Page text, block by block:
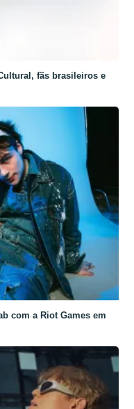
fãs brasileiros e
com a Riot Games em